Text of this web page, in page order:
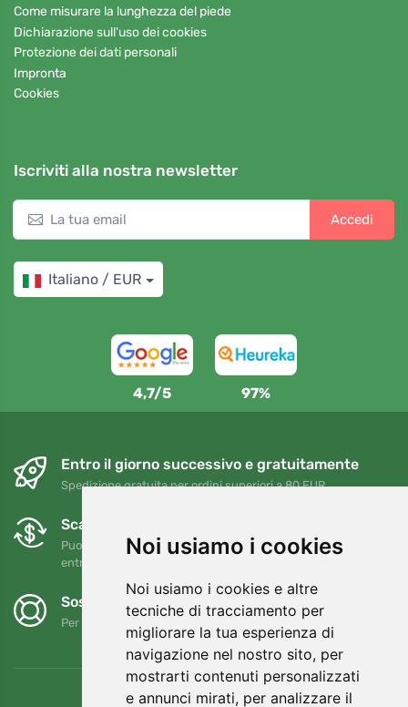
Noi usiamo i cookies
Noi usiamo i cookies e altre
tecniche di tracciamento per
migliorare la tua esperienza di
navigazione nel nostro sito, per
mostrarti contenuti personalizzati
e annunci mirati, per analizzare il
Come misurare la lunghezza del piede
Dichiarazione sull'uso dei cookies
Protezione dei dati personali
Impronta
Cookies
Iscriviti alla nostra newsletter
Accedi
Italiano / EUR
4,7/5 97%
Entro il giorno successivo e gratuitamente
Spedizione gratuita per ordini superiori a 80 EUR
Scambi e resi gratuiti
Puoi restituire o cambiare il tuo ordine in qualsiasi momento
entro 90 giorni
Sosteniamo Trees.org
Per ogni ordine piantiamo un albero! Leggi di più